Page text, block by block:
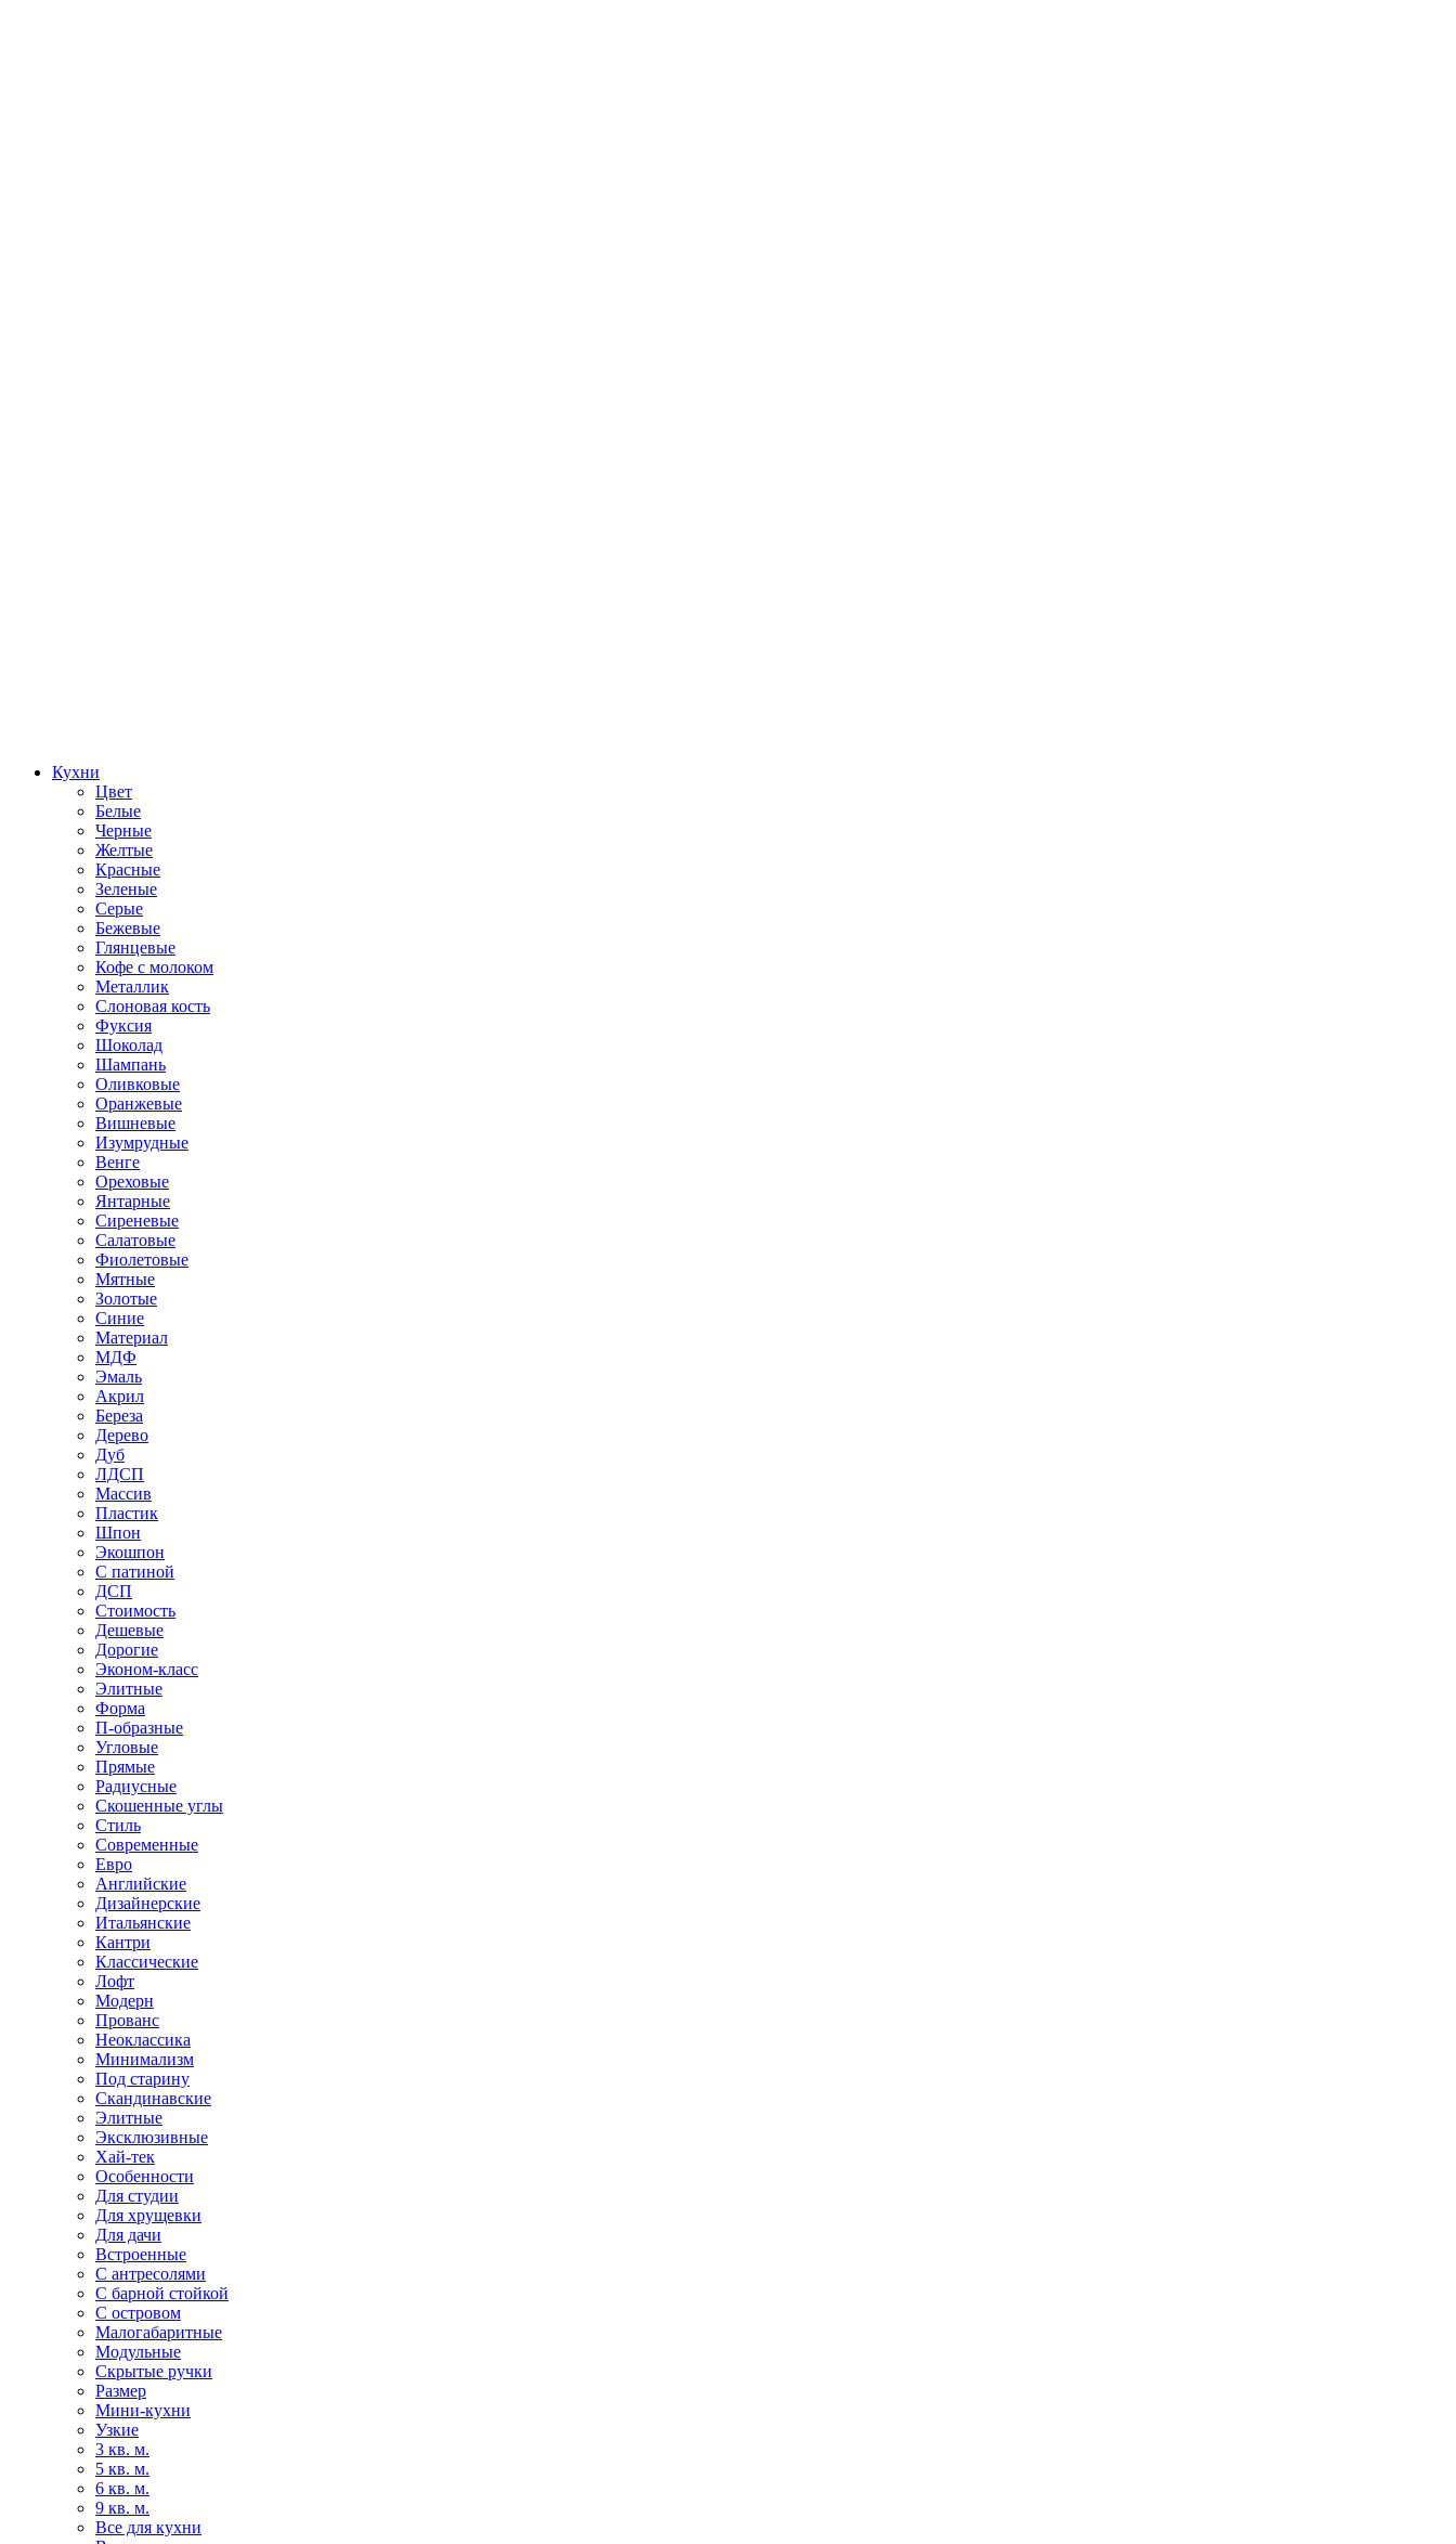
Кухни
Цвет
Белые
Черные
Желтые
Красные
Зеленые
Серые
Бежевые
Глянцевые
Кофе с молоком
Металлик
Слоновая кость
Фуксия
Шоколад
Шампань
Оливковые
Оранжевые
Вишневые
Изумрудные
Венге
Ореховые
Янтарные
Сиреневые
Салатовые
Фиолетовые
Мятные
Золотые
Синие
Материал
МДФ
Эмаль
Акрил
Береза
Дерево
Дуб
ЛДСП
Массив
Пластик
Шпон
Экошпон
С патиной
ДСП
Стоимость
Дешевые
Дорогие
Эконом-класс
Элитные
Форма
П-образные
Угловые
Прямые
Радиусные
Скошенные углы
Стиль
Современные
Евро
Английские
Дизайнерские
Итальянские
Кантри
Классические
Лофт
Модерн
Прованс
Неоклассика
Минимализм
Под старину
Скандинавские
Элитные
Эксклюзивные
Хай-тек
Особенности
Для студии
Для хрущевки
Для дачи
Встроенные
С антресолями
С барной стойкой
С островом
Малогабаритные
Модульные
Скрытые ручки
Размер
Мини-кухни
Узкие
3 кв. м.
5 кв. м.
6 кв. м.
9 кв. м.
Все для кухни